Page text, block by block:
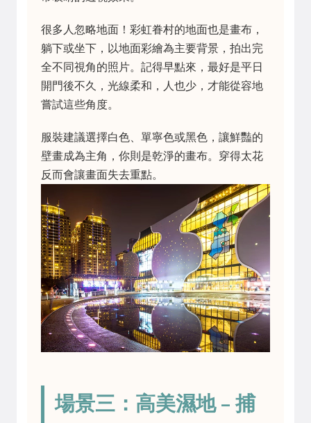
很多人忽略地面！彩虹眷村的地面也是畫布，
躺下或坐下，以地面彩繪為主要背景，拍出完
全不同視角的照片。記得早點來，最好是平日
開門後不久，光線柔和，人也少，才能從容地
嘗試這些角度。
服裝建議選擇白色、單寧色或黑色，讓鮮豔的
壁畫成為主角，你則是乾淨的畫布。穿得太花
反而會讓畫面失去重點。
場景三：高美濕地 – 捕